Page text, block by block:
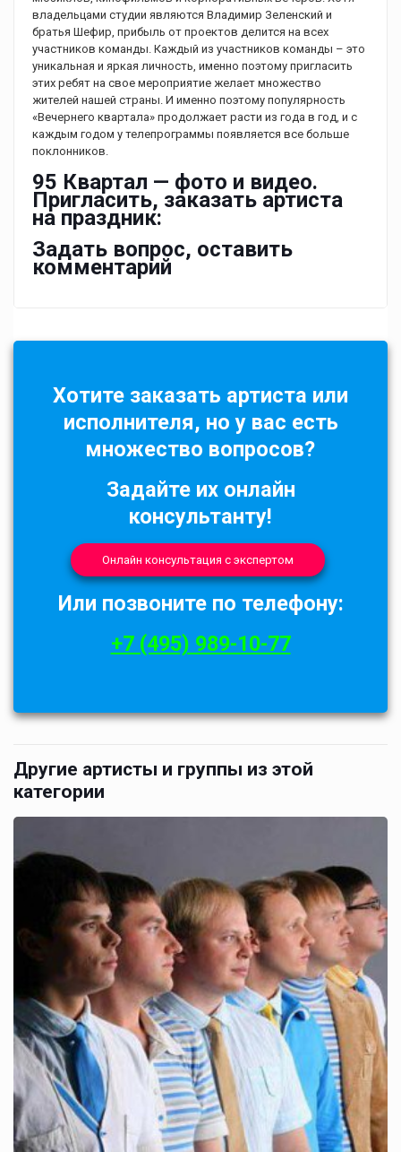
владельцами студии являются Владимир Зеленский и
братья Шефир, прибыль от проектов делится на всех
участников команды. Каждый из участников команды – это
уникальная и яркая личность, именно поэтому пригласить
этих ребят на свое мероприятие желает множество
жителей нашей страны. И именно поэтому популярность
«Вечернего квартала» продолжает расти из года в год, и с
каждым годом у телепрограммы появляется все больше
поклонников.
95 Квартал — фото и видео.
Пригласить, заказать артиста
на праздник:
Задать вопрос, оставить
комментарий
Хотите заказать артиста или
исполнителя, но у вас есть
множество вопросов?
Задайте их онлайн
консультанту!
Онлайн консультация с экспертом
Или позвоните по телефону:
+7 (495) 989-10-77
Другие артисты и группы из этой
категории